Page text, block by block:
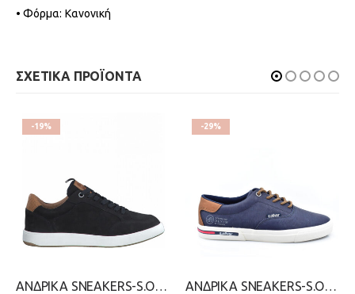
• Φόρμα: Κανονική
ΣΧΕΤΙΚΑ ΠΡΟΪΟΝΤΑ
-19%
ΑΝΔΡΙΚΑ SNEAKERS-S.OLIVER-2199-0071-ΜΠΛΕ
-29%
ΑΝΔΡΙΚΑ SNEAKERS-S.OLIVER-2099-0097-ΜΠΛΕ